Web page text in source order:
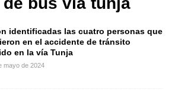
identificadas las cuatro personas que
en el accidente de tránsito
en la vía Tunja
mayo de 2024